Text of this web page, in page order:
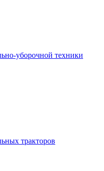
уборочной техники
тракторов